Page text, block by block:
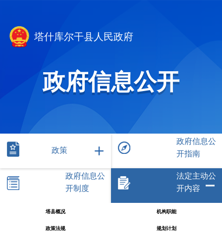
塔什库尔干县人民政府
政府信息公开
政策
政府信息公
开指南
政府信息公
开制度
法定主动公
开内容
塔县概况 机构职能
政策法规 规划计划